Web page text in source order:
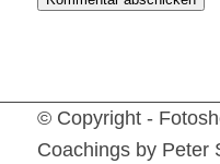
© Copyright -
Coachings by Peter